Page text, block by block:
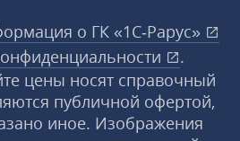
о ГК «1С‑Рарус»
.
цены носят справочный
публичной офертой,
иное. Изображения